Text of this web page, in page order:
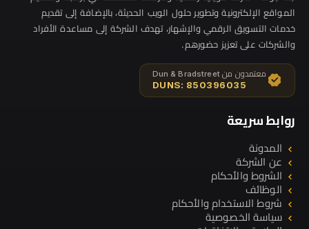
المواقع الإلكترونية وتطوير حلول الويب الحديثة، بالإضافة إلى تقديم
خدمات التسويق الرقمي والإشهار، تهدف الشركة إلى مساعدة الأفراد
والشركات على تعزيز حضورهم.
معتمدون من Dun & Bradstreet
DUNS: 850396035
روابط سريعة
المدونة
عن الشركة
الشروط والأحكام
الوظائف
شروط الاستخدام والأحكام
سياسة الخصوصية